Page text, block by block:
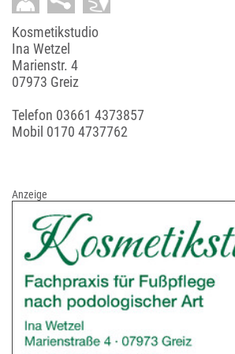
Kosmetikstudio
Ina Wetzel
Marienstr. 4
07973 Greiz
Telefon 03661 4373857
Mobil 0170 4737762
Anzeige